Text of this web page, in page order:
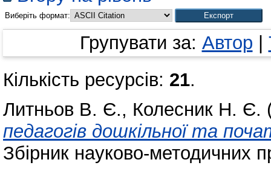
Виберіть формат:
Групувати за: Автор
Кількість ресурсів: 21.
Литньов В. Є., Колесник Н. Є.
педагогів дошкільної та
Збірник науково-